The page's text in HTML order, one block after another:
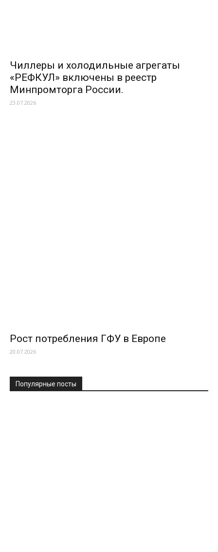
Чиллеры и холодильные агрегаты
«РЕФКУЛ» включены в реестр
Минпромторга России.
23.07.2026
Рост потребления ГФУ в Европе
20.07.2026
Популярные посты